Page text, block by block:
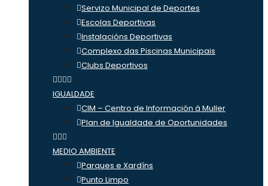
Servizo Municipal de Deportes
Escolas Deportivas
Instalacións Deportivas
Complexo das Piscinas Municipais
Clubs Deportivos
IGUALDADE
CIM – Centro de Información á Muller
Plan de Igualdade de Oportunidades
MEDIO AMBIENTE
Parques e Xardíns
Punto Limpo